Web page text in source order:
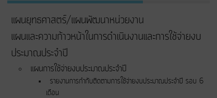
แผนยุทธศาสตร์/แผนพัฒนาหน่วยงาน
แผนและความก้าวหน้าในการดําเนินงานและการใช้จ่ายงบ
ประมาณประจําปี
แผนการใช้จ่ายงบประมาณประจำปี
รายงานการกำกับติดตามการใช้จ่ายงบประมาณประจำปี รอบ 6
เดือน